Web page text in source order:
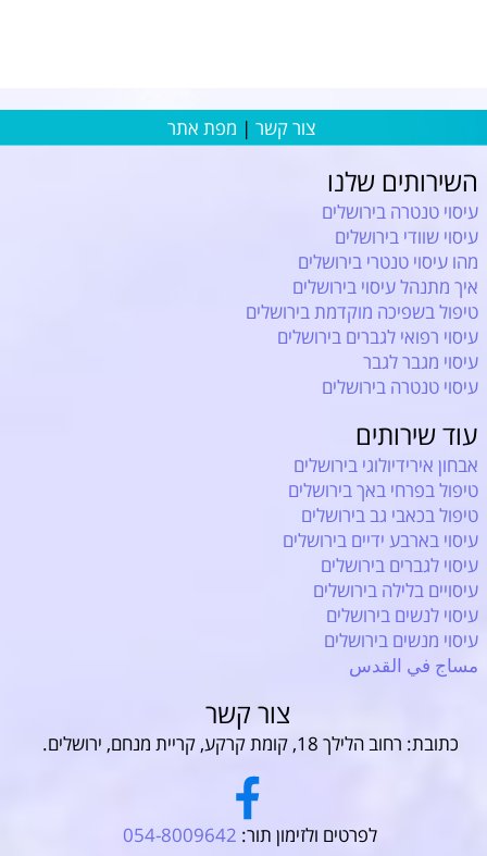
צור קשר | מפת אתר
השירותים שלנו
עיסוי טנטרה בירושלים
עיסוי שוודי בירושלים
מהו עיסוי טנטרי בירושלים
איך מתנהל עיסוי בירושלים
טיפול בשפיכה מוקדמת בירושלים
עיסוי רפואי לגברים בירושלים
עיסוי מגבר לגבר
עיסוי טנטרה בירושלים
עוד שירותים
אבחון אירידיולוגי בירושלים
טיפול בפרחי באך בירושלים
טיפול בכאבי גב בירושלים
עיסוי בארבע ידיים בירושלים
עיסוי לגברים בירושלים
עיסויים בלילה בירושלים
עיסוי לנשים בירושלים
עיסוי מנשים בירושלים
مساج في القدس
צור קשר
כתובת: רחוב הלילך 18, קומת קרקע, קריית מנחם, ירושלים.
לפרטים ולזימון תור: 054-8009642